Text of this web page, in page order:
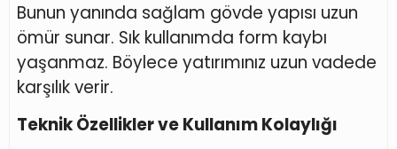
Bunun yanında sağlam gövde yapısı uzun
ömür sunar. Sık kullanımda form kaybı
yaşanmaz. Böylece yatırımınız uzun vadede
karşılık verir.
Teknik Özellikler ve Kullanım Kolaylığı